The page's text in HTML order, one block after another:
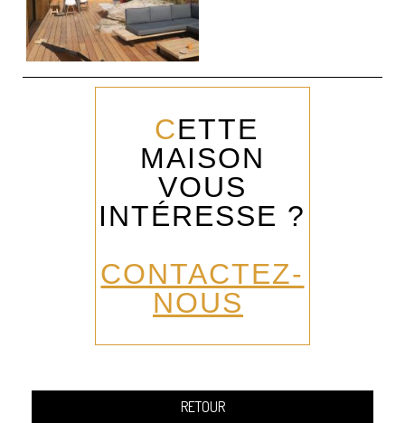
CETTE
MAISON
VOUS
INTÉRESSE ?
CONTACTEZ-
NOUS
RETOUR